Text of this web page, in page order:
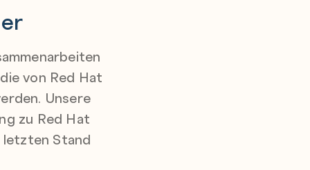
von Red Hat
Unsere
zu Red Hat
letzten Stand